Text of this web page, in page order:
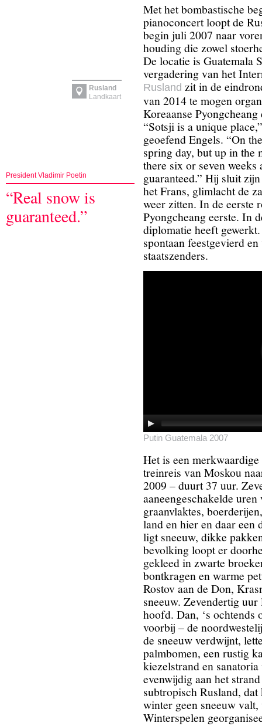
Met het bombastische
pianoconcert loopt de
begin juli 2007 naar
houding die zowel
De locatie is Guatemala
vergadering van het
Rusland
Rusland
Landkaart
zit in de
van 2014 te mogen
Koreaanse
“Sotsji is a unique
geoefend Engels. “On
spring day, but up in the
there six or seven
guaranteed.”
President Vladimir Poetin
“Real snow is
guaranteed.”
Hij sluit zijn
het Frans, glimlacht de
weer zitten. In de eerste
Pyongcheang eerste. In
diplomatie heeft
spontaan feestgevierd
staatszenders.
Putin Guatemala 2007
Het is een
treinreis van Moskou
2009 – duurt 37 uur.
aaneengeschakelde
graanvlaktes,
land en hier en daar een
ligt sneeuw, dikke
bevolking loopt er
gekleed in zwarte
bontkragen en warme
Rostov aan de Don,
sneeuw. Zevendertig
hoofd. Dan, ‘s ochtends
voorbij – de
de sneeuw verdwijnt,
palmbomen, een rustig
kiezelstrand en
evenwijdig aan het
subtropisch Rusland,
winter geen sneeuw
Winterspelen